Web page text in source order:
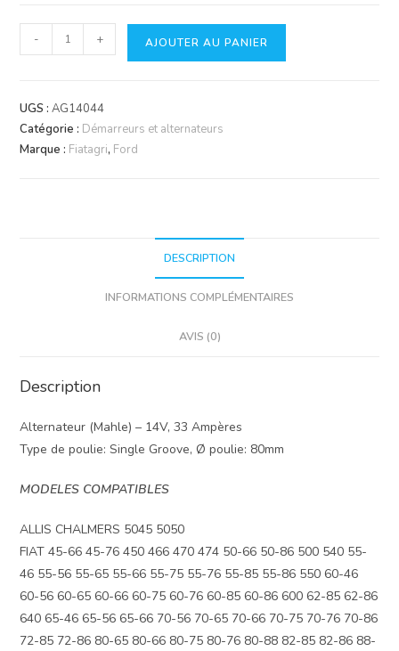
quantité
de
MAHLE
- + AJOUTER AU PANIER
UGS :AG14044
Catégorie : Démarreurs et alternateurs
Marque : Fiatagri, Ford
DESCRIPTION
INFORMATIONS COMPLÉMENTAIRES
AVIS (0)
Description
Alternateur (Mahle) – 14V, 33 Ampères
Type de poulie: Single Groove, Ø poulie: 80mm
MODELES COMPATIBLES
ALLIS CHALMERS 5045 5050
FIAT 45-66 45-76 450 466 470 474 50-66 50-86 500 540 55-
46 55-56 55-65 55-66 55-75 55-76 55-85 55-86 550 60-46
60-56 60-65 60-66 60-75 60-76 60-85 60-86 600 62-85 62-86
640 65-46 65-56 65-66 70-56 70-65 70-66 70-75 70-76 70-86
72-85 72-86 80-65 80-66 80-75 80-76 80-88 82-85 82-86 88-